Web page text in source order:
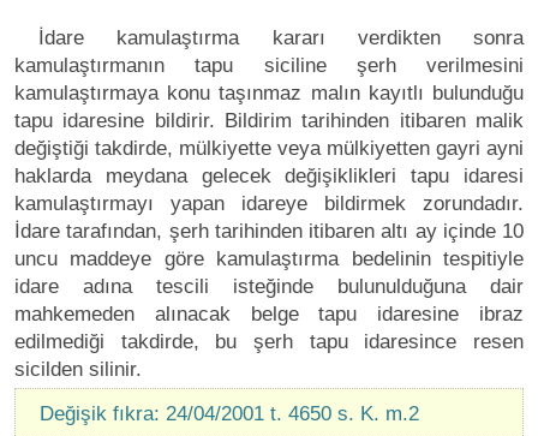
İdare kamulaştırma kararı verdikten sonra
kamulaştırmanın tapu siciline şerh verilmesini
kamulaştırmaya konu taşınmaz malın kayıtlı bulunduğu
tapu idaresine bildirir. Bildirim tarihinden itibaren malik
değiştiği takdirde, mülkiyette veya mülkiyetten gayri ayni
haklarda meydana gelecek değişiklikleri tapu idaresi
kamulaştırmayı yapan idareye bildirmek zorundadır.
İdare tarafından, şerh tarihinden itibaren altı ay içinde 10
uncu maddeye göre kamulaştırma bedelinin tespitiyle
idare adına tescili isteğinde bulunulduğuna dair
mahkemeden alınacak belge tapu idaresine ibraz
edilmediği takdirde, bu şerh tapu idaresince resen
sicilden silinir.
Değişik fıkra: 24/04/2001 t. 4650 s. K. m.2